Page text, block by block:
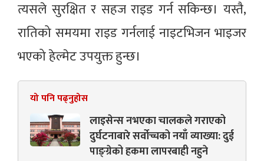
त्यसले सुरक्षित र सहज राइड गर्न सकिन्छ। यस्तै,
रातिको समयमा राइड गर्नलाई नाइटभिजन भाइजर
भएको हेल्मेट उपयुक्त हुन्छ।
यो पनि पढ्नुहोस
लाइसेन्स नभएका चालकले गराएको
दुर्घटनाबारे सर्वोच्चको नयाँ व्याख्या: दुई
पाङ्ग्रेको हकमा लापरबाही नहुने